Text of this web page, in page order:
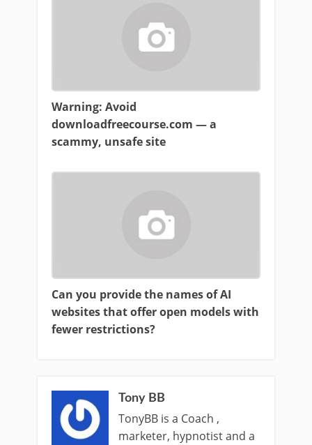
Warning: Avoid
downloadfreecourse.com — a
scammy, unsafe site
Can you provide the names of AI
websites that offer open models with
fewer restrictions?
Tony BB
TonyBB is a Coach ,
marketer, hypnotist and a